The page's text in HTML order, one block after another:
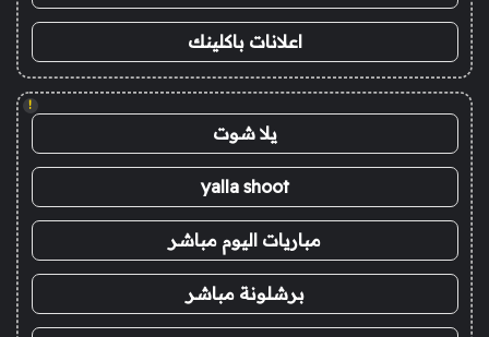
اعلانات باكلينك
!
يلا شوت
yalla shoot
مباريات اليوم مباشر
برشلونة مباشر